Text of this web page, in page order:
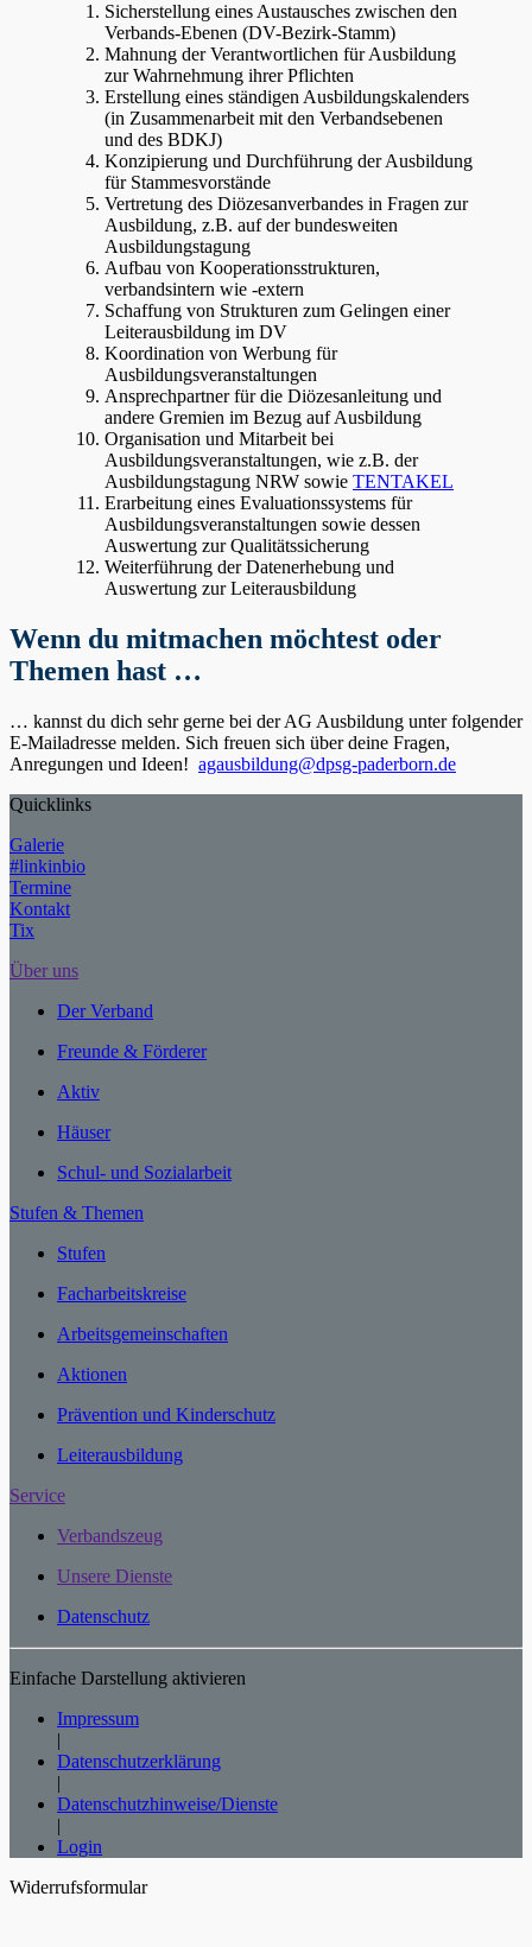
Sicherstellung eines Austausches zwischen den
Verbands-Ebenen (DV-Bezirk-Stamm)
Mahnung der Verantwortlichen für Ausbildung
zur Wahrnehmung ihrer Pflichten
Erstellung eines ständigen Ausbildungskalenders
(in Zusammenarbeit mit den Verbandsebenen
und des BDKJ)
Konzipierung und Durchführung der Ausbildung
für Stammesvorstände
Vertretung des Diözesanverbandes in Fragen zur
Ausbildung, z.B. auf der bundesweiten
Ausbildungstagung
Aufbau von Kooperationsstrukturen,
verbandsintern wie -extern
Schaffung von Strukturen zum Gelingen einer
Leiterausbildung im DV
Koordination von Werbung für
Ausbildungsveranstaltungen
Ansprechpartner für die Diözesanleitung und
andere Gremien im Bezug auf Ausbildung
Organisation und Mitarbeit bei
Ausbildungsveranstaltungen, wie z.B. der
Ausbildungstagung NRW sowie TENTAKEL
Erarbeitung eines Evaluationssystems für
Ausbildungsveranstaltungen sowie dessen
Auswertung zur Qualitätssicherung
Weiterführung der Datenerhebung und
Auswertung zur Leiterausbildung
Wenn du mitmachen möchtest oder
Themen hast …
… kannst du dich sehr gerne bei der AG Ausbildung unter folgender
E-Mailadresse melden. Sich freuen sich über deine Fragen,
Anregungen und Ideen! agausbildung@dpsg-paderborn.de
Quicklinks
Galerie
#linkinbio
Termine
Kontakt
Tix
Über uns
Der Verband
Freunde & Förderer
Aktiv
Häuser
Schul- und Sozialarbeit
Stufen & Themen
Stufen
Facharbeitskreise
Arbeitsgemeinschaften
Aktionen
Prävention und Kinderschutz
Leiterausbildung
Service
Verbandszeug
Unsere Dienste
Datenschutz
Einfache Darstellung aktivieren
Impressum
|
Datenschutzerklärung
|
Datenschutzhinweise/Dienste
|
Login
Widerrufsformular